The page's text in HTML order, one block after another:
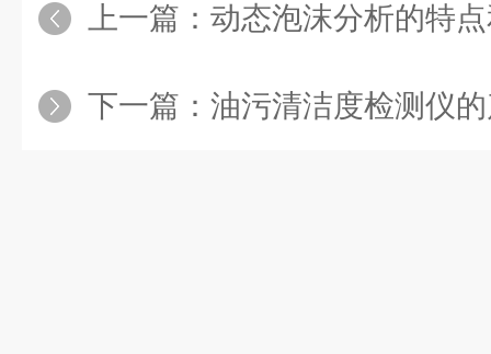
上一篇： 动态泡沫分析的特
下一篇： 油污清洁度检测仪的产